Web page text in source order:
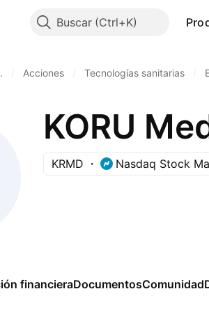
Buscar
Acciones Tecnologías sanitarias
KORU
KRMD Nasdaq Stock
financieraDocumentosComunidad